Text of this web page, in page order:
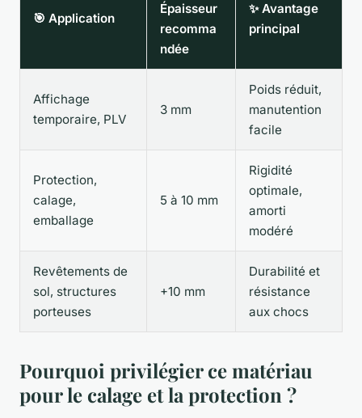
🎯 Application
Épaisseur
recomma
ndée
✨ Avantage
principal
Affichage
temporaire, PLV
3 mm
Poids réduit,
manutention
facile
Protection,
calage,
emballage
5 à 10 mm
Rigidité
optimale,
amorti
modéré
Revêtements de
sol, structures
porteuses
+10 mm
Durabilité et
résistance
aux chocs
Pourquoi privilégier ce matériau
pour le calage et la protection ?